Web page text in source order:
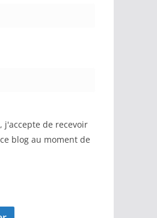
j'accepte de recevoir
blog au moment de